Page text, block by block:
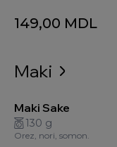
149,00 MDL
Maki
Maki Sake
130 g
Orez, nori, somon.